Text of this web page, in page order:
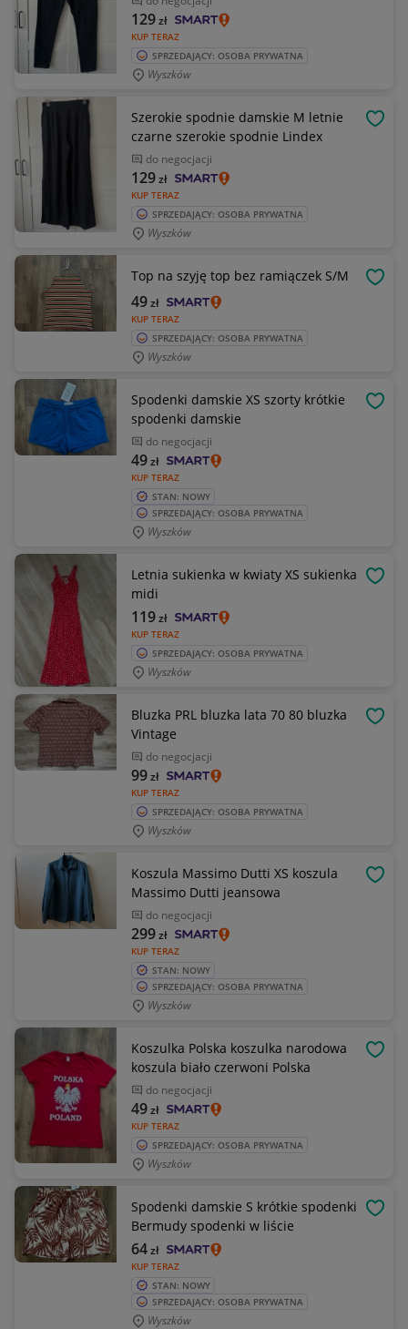
KUP TERAZ
129zł
SPRZEDAJĄCY: OSOBA PRYWATNA
Wyszków
Szerokie spodnie damskie M letnie
czarne szerokie spodnie Lindex
do negocjacji
KUP TERAZ
129zł
SPRZEDAJĄCY: OSOBA PRYWATNA
Wyszków
Top na szyję top bez ramiączek S/M
KUP TERAZ
49zł
SPRZEDAJĄCY: OSOBA PRYWATNA
Wyszków
Spodenki damskie XS szorty krótkie
spodenki damskie
do negocjacji
KUP TERAZ
49zł
STAN: NOWY
SPRZEDAJĄCY: OSOBA PRYWATNA
Wyszków
Letnia sukienka w kwiaty XS sukienka
midi
KUP TERAZ
119zł
SPRZEDAJĄCY: OSOBA PRYWATNA
Wyszków
Bluzka PRL bluzka lata 70 80 bluzka
Vintage
do negocjacji
KUP TERAZ
99zł
SPRZEDAJĄCY: OSOBA PRYWATNA
Wyszków
Koszula Massimo Dutti XS koszula
Massimo Dutti jeansowa
do negocjacji
KUP TERAZ
299zł
STAN: NOWY
SPRZEDAJĄCY: OSOBA PRYWATNA
Wyszków
Koszulka Polska koszulka narodowa
koszula biało czerwoni Polska
do negocjacji
KUP TERAZ
49zł
SPRZEDAJĄCY: OSOBA PRYWATNA
Wyszków
Spodenki damskie S krótkie spodenki
Bermudy spodenki w liście
KUP TERAZ
64zł
STAN: NOWY
SPRZEDAJĄCY: OSOBA PRYWATNA
Wyszków